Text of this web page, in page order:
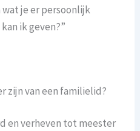
je er persoonlijk
ik geven?”
zijn van een familielid?
en verheven tot meester